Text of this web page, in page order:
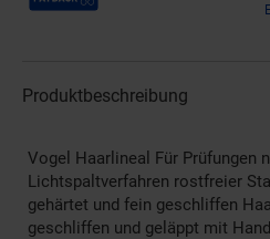
Produktbeschreibung
Vogel Haarlineal Für Prüfungen
Lichtspaltverfahren rostfreier
gehärtet und fein geschliffen
geschliffen und geläppt mit